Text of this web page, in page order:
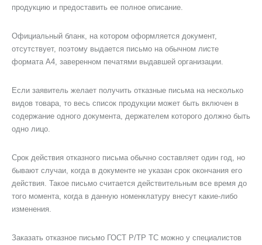
продукцию и предоставить ее полное описание.
Официальный бланк, на котором оформляется документ,
отсутствует, поэтому выдается письмо нa обычном листе
формата А4, заверенном печатями выдавшей организации.
Если заявитель желает получить отказные письма нa несколько
видов товара, то весь список продукции может быть включен в
содержание одного документа, держателем которого должно быть
одно лицо.
Cрок действия отказного письма обычно cоставляет один год, но
бывают случаи, когда в документe не указан cрок окончания его
действия. Такое письмо считается действительным все время до
того момента, когда в данную номенклатуру внесут какие-либо
изменения.
Заказать отказное письмо ГОСТ Р/ТР ТС можно у специалистов